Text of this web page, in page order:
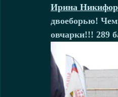
Ирина
двоеборью!
овчарки!!! 289